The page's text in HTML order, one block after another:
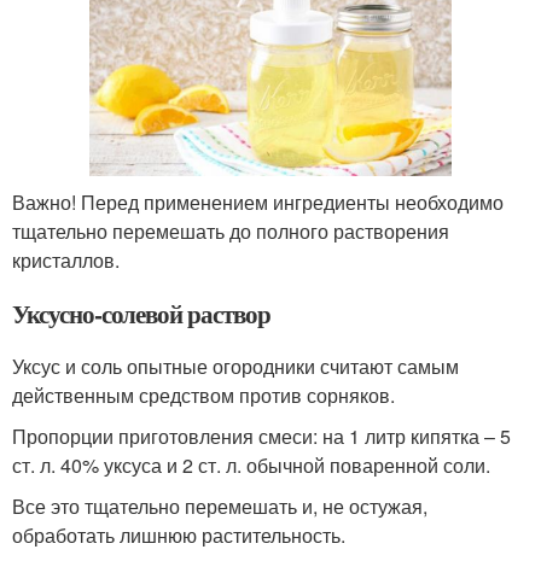
Важно! Перед применением ингредиенты необходимо
тщательно перемешать до полного растворения
кристаллов.
Уксусно-солевой раствор
Уксус и соль опытные огородники считают самым
действенным средством против сорняков.
Пропорции приготовления смеси: на 1 литр кипятка – 5
ст. л. 40% уксуса и 2 ст. л. обычной поваренной соли.
Все это тщательно перемешать и, не остужая,
обработать лишнюю растительность.